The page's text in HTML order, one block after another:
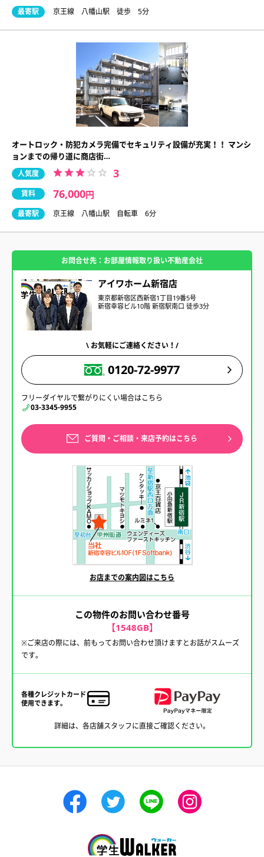
最寄駅 京王線 八幡山駅 徒歩 5分
オートロック・防犯カメラ完備でセキュリティ設備が充実！！ マンシ
ョンまでの帰り道に商店街…
人気度 3
賃料 76,000円
最寄駅 京王線 八幡山駅 自転車 6分
お問合せ先：お部屋情報取り扱い不動産会社
アイワホーム新宿店
東京都新宿区西新宿1丁目19番5号
新宿幸容ビル10階 新宿駅南口 徒歩3分
\ お気軽にご連絡ください！/
0120-72-9977
フリーダイヤルで繋がりにくい場合はこちら
03-3345-9955
ご質問・ご相談・来店予約はこちら
お店までの案内図はこちら
この物件のお問い合わせ番号
【1548GB】
※ご来店の際には、前もってお問い合わせ頂けますとお話がスムーズ
です。
各種クレジットカード
使用できます。
詳細は、各店舗スタッフに直接ご確認ください。